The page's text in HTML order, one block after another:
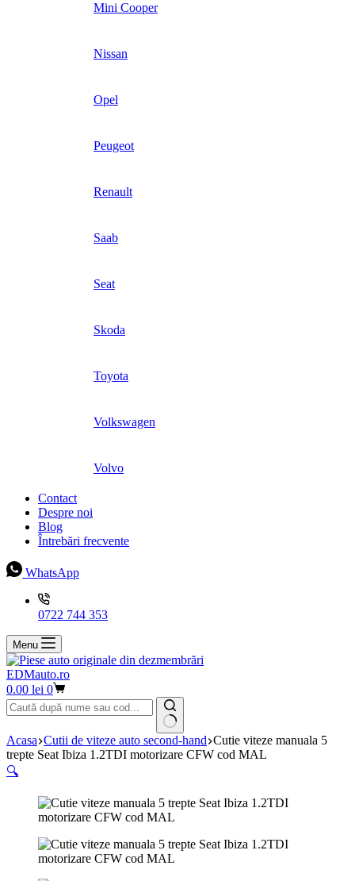
Mini Cooper
Nissan
Opel
Peugeot
Renault
Saab
Seat
Skoda
Toyota
Volkswagen
Volvo
Contact
Despre noi
Blog
Întrebări frecvente
WhatsApp
0722 744 353
Menu
EDMauto.ro
Coș
de
cumpărături
0.00 lei 0
Niciun
rezultat
Acasa Cutii de viteze auto second-hand Cutie viteze manuala 5
trepte Seat Ibiza 1.2TDI motorizare CFW cod MAL
🔍